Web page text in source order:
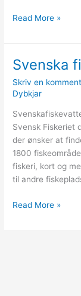
Nu
der
fra
kajak
Read More »
Svenska
Skriv en
Dybkjar
Svensk Fiskeriet
der ønsker at
1800
fiskeri, kort og
til andre
Svenska
Read More »